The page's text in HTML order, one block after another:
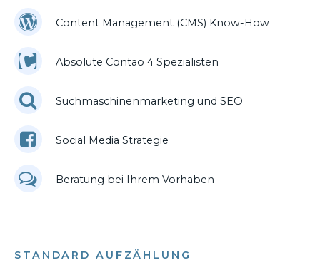
Content Management (CMS) Know-How
Absolute Contao 4 Spezialisten
Suchmaschinenmarketing und SEO
Social Media Strategie
Beratung bei Ihrem Vorhaben
STANDARD AUFZÄHLUNG